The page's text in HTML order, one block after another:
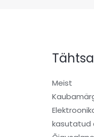
Meist
kasutatud